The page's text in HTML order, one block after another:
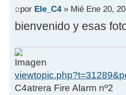
por Ele_C4» Mié Ene 20,
bienvenido y esas
C4atrera Fire Alarm nº2